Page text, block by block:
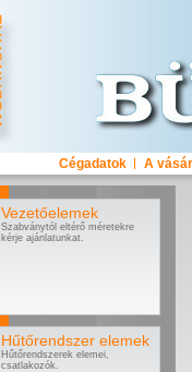
Cégadatok A
Vezetőelemek
Szabványtól eltérő méretekre
kérje ajánlatunkat.
Hűtőrendszer elemek
Hűtőrendszerek elemei,
csatlakozók.